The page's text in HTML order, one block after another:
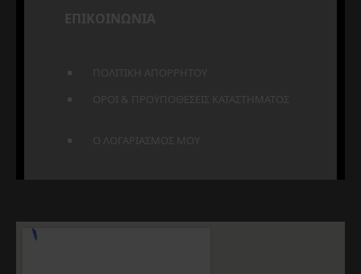
ΕΠΙΚΟΙΝΩΝΙΑ
ΠΟΛΙΤΙΚΗ ΑΠΟΡΡΗΤΟΥ
ΟΡΟΙ & ΠΡΟΫΠΟΘΕΣΕΙΣ ΚΑΤΑΣΤΗΜΑΤΟΣ
Ο ΛΟΓΑΡΙΑΣΜΟΣ ΜΟΥ